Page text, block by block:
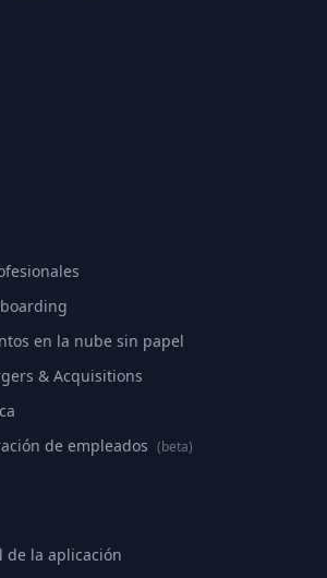
en la nube sin papel
& Acquisitions
de empleados (beta)
de la aplicación